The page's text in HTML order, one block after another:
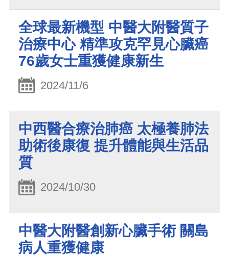
全球最新機型 中醫大附醫質子
治療中心 精準攻克罕見心臟癌
76歲女士重獲健康新生
2024/11/6
中西醫合療治肺癌 太極養肺法
助術後康復 提升體能與生活品
質
2024/10/30
中醫大附醫創新心臟手術 關島
病人重獲健康